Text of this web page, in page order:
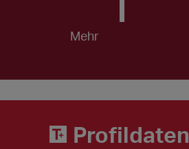
Mehr
Profildaten